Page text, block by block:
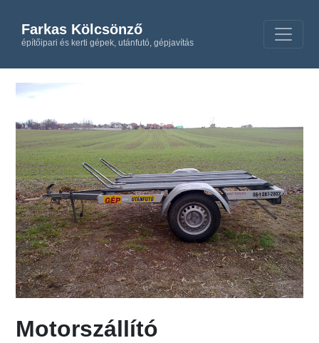
Farkas Kölcsönző
építőipari és kerti gépek, utánfutó, gépjavítás
Motorszállító